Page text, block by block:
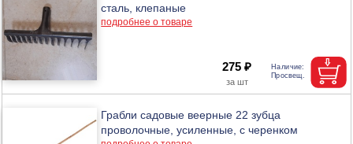
сталь, клепаные
подробнее о товаре
275 ₽
Грабли садовые веерные 22 зубца
проволочные, усиленные, с черенком